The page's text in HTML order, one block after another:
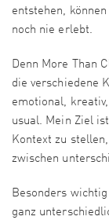
entstehen,
noch nie erlebt.
Denn More Than
die verschiedene
emotional,
usual. Mein Ziel
Kontext zu
zwischen
Besonders
ganz